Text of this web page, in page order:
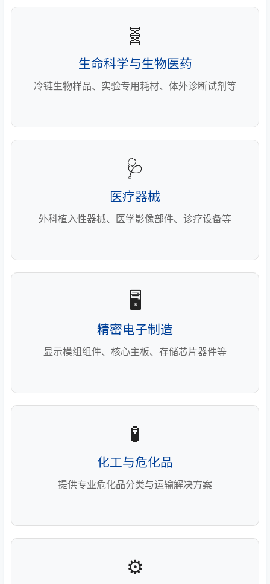
🧬
生命科学与生物医药
冷链生物样品、实验专用耗材、体外诊断试剂等
🩺
医疗器械
外科植入性器械、医学影像部件、诊疗设备等
🖥️
精密电子制造
显示模组组件、核心主板、存储芯片器件等
🧪
化工与危化品
提供专业危化品分类与运输解决方案
⚙️